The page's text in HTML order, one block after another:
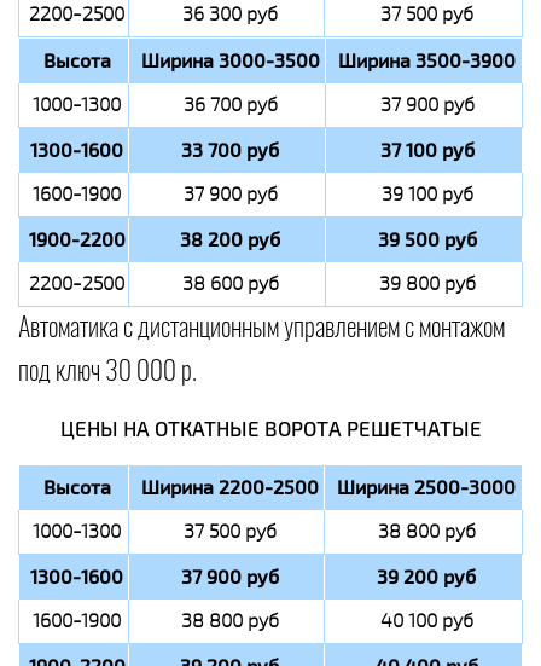
2200-2500 36 300 руб 37 500 руб
Высота Ширина 3000-3500 Ширина 3500-3900
1000-1300 36 700 руб 37 900 руб
1300-1600 33 700 руб 37 100 руб
1600-1900 37 900 руб 39 100 руб
1900-2200 38 200 руб 39 500 руб
2200-2500 38 600 руб 39 800 руб
Автоматика с дистанционным управлением с монтажом
под ключ 30 000 р.
ЦЕНЫ НА ОТКАТНЫЕ ВОРОТА РЕШЕТЧАТЫЕ
Высота Ширина 2200-2500 Ширина 2500-3000
1000-1300 37 500 руб 38 800 руб
1300-1600 37 900 руб 39 200 руб
1600-1900 38 800 руб 40 100 руб